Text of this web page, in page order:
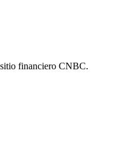
financiero CNBC.